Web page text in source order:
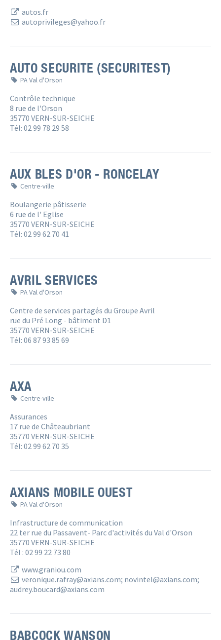
autos.fr
autoprivileges@yahoo.fr
AUTO SECURITE (SECURITEST)
PA Val d'Orson
Contrôle technique
8 rue de l'Orson
35770 VERN-SUR-SEICHE
Tél: 02 99 78 29 58
AUX BLES D'OR - RONCELAY
Centre-ville
Boulangerie pâtisserie
6 rue de l' Eglise
35770 VERN-SUR-SEICHE
Tél: 02 99 62 70 41
AVRIL SERVICES
PA Val d'Orson
Centre de services partagés du Groupe Avril
rue du Pré Long - bâtiment D1
35770 VERN-SUR-SEICHE
Tél: 06 87 93 85 69
AXA
Centre-ville
Assurances
17 rue de Châteaubriant
35770 VERN-SUR-SEICHE
Tél: 02 99 62 70 35
AXIANS MOBILE OUEST
PA Val d'Orson
Infrastructure de communication
22 ter rue du Passavent- Parc d'activités du Val d'Orson
35770 VERN-SUR-SEICHE
Tél : 02 99 22 73 80
www.graniou.com
veronique.rafray@axians.com; novintel@axians.com;
audrey.boucard@axians.com
BABCOCK WANSON